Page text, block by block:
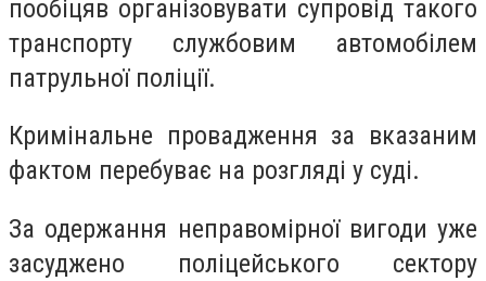
пообіцяв організовувати супровід такого
транспорту службовим автомобілем
патрульної поліції.
Кримінальне провадження за вказаним
фактом перебуває на розгляді у суді.
За одержання неправомірної вигоди уже
засуджено поліцейського сектору